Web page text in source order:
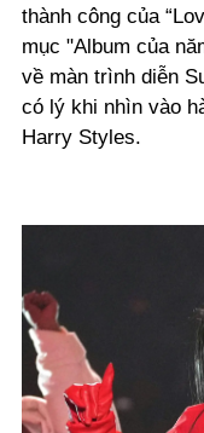
thành công của
mục "Album của
về màn trình diễn
có lý khi nhìn vào
Harry Styles.